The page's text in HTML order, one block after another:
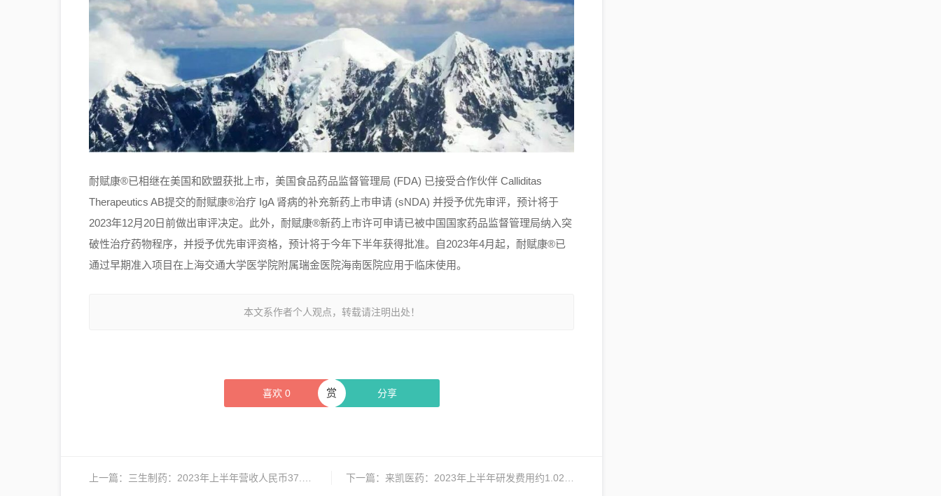
耐赋康®已相继在美国和欧盟获批上市，美国食品药品监督管理局 (FDA) 已接受合作伙伴 Calliditas
Therapeutics AB提交的耐赋康®治疗 IgA 肾病的补充新药上市申请 (sNDA) 并授予优先审评，预计将于
2023年12月20日前做出审评决定。此外，耐赋康®新药上市许可申请已被中国国家药品监督管理局纳入突
破性治疗药物程序，并授予优先审评资格，预计将于今年下半年获得批准。自2023年4月起，耐赋康®已
通过早期准入项目在上海交通大学医学院附属瑞金医院海南医院应用于临床使用。
本文系作者个人观点，转载请注明出处！
喜欢 0 分享
赏
上一篇： 三生制药：2023年上半年营收人民币37.84亿元，同比增长22.3% 下一篇： 来凯医药：2023年上半年研发费用约1.02亿元人民币